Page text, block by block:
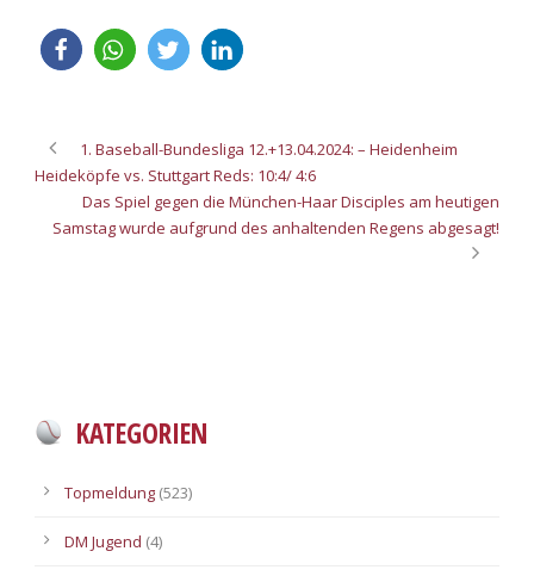
1. Baseball-Bundesliga 12.+13.04.2024: – Heidenheim
Heideköpfe vs. Stuttgart Reds: 10:4/ 4:6
Das Spiel gegen die München-Haar Disciples am heutigen
Samstag wurde aufgrund des anhaltenden Regens abgesagt!
KATEGORIEN
Topmeldung (523)
DM Jugend (4)